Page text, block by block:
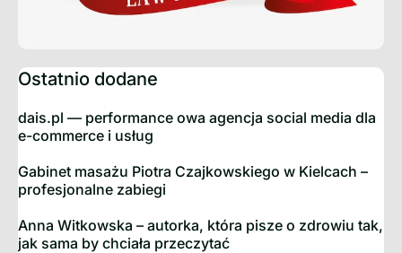
Ostatnio dodane
dais.pl — performance owa agencja social media dla
e-commerce i usług
Gabinet masażu Piotra Czajkowskiego w Kielcach –
profesjonalne zabiegi
Anna Witkowska – autorka, która pisze o zdrowiu tak,
jak sama by chciała przeczytać